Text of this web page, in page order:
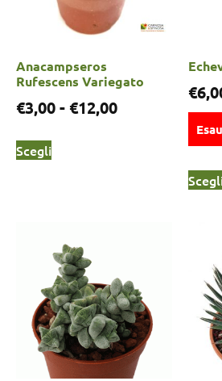
Anacampseros
Rufescens Variegato
€3,00- €12,00
Scegli
€